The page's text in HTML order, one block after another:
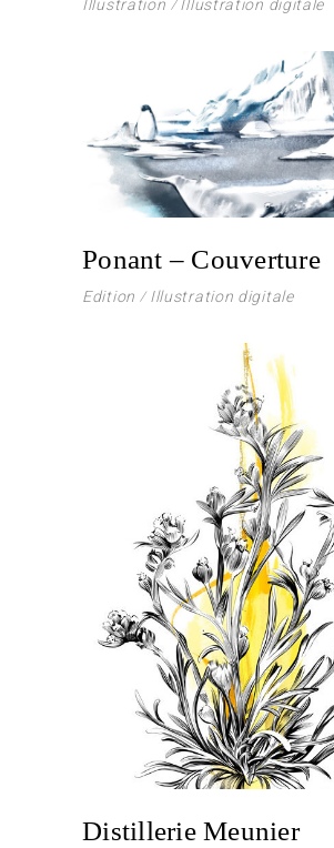
Illustration Illustration digitale
Ponant – Couverture
Edition Illustration digitale
Distillerie Meunier